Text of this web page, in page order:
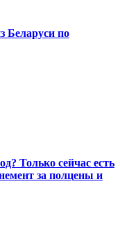
Беларуси по
Только сейчас есть
за полцены и